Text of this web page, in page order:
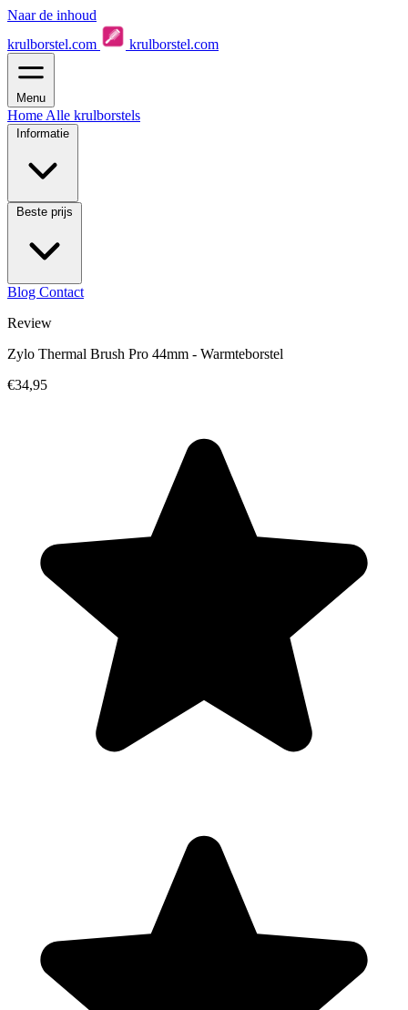
Naar de inhoud
krulborstel.com
krulborstel.com
Menu
Home Alle krulborstels
Informatie
Beste prijs
Blog Contact
Review
Zylo Thermal Brush Pro 44mm - Warmteborstel
€34,95